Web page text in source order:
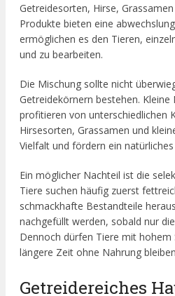
Getreidesorten, Hirse,
Produkte bieten eine
ermöglichen es den Tieren,
und zu bearbeiten.
Die Mischung sollte nicht
Getreidekörnern bestehen. Kleine
profitieren von unterschiedlichen
Hirsesorten, Grassamen und
Vielfalt und fördern ein
Ein möglicher Nachteil ist die
Tiere suchen häufig zuerst
schmackhafte Bestandteile
nachgefüllt werden, sobald nur
Dennoch dürfen Tiere mit
längere Zeit ohne Nahrung
Getreidereiches